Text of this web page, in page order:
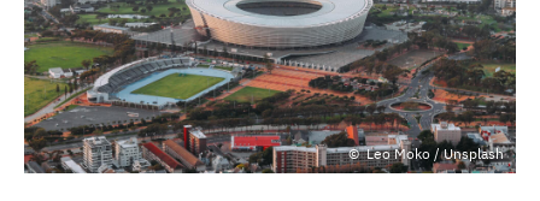
Leo Moko / Unsplash